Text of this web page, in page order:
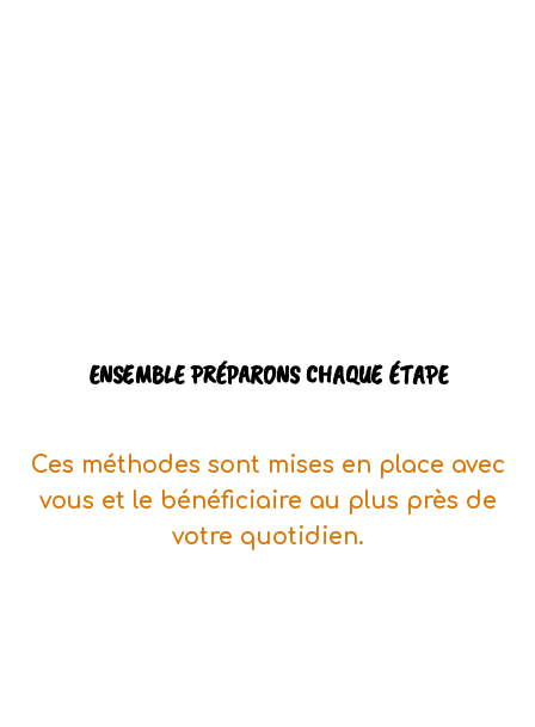
ENSEMBLE PRÉPARONS CHAQUE ÉTAPE
Ces méthodes sont mises en place avec
vous et le bénéficiaire au plus près de
votre quotidien.